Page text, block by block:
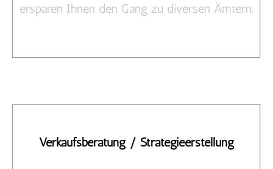
ersparen Ihnen den Gang zu diversen Ämtern.
Verkaufsberatung / Strategieerstellung